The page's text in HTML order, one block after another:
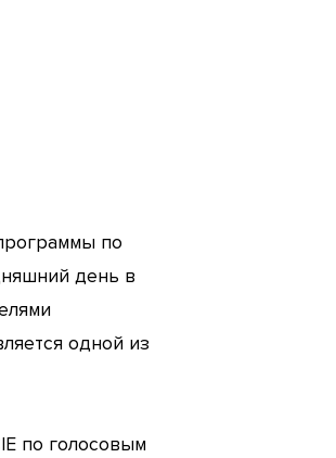
по
день в
одной из
по голосовым